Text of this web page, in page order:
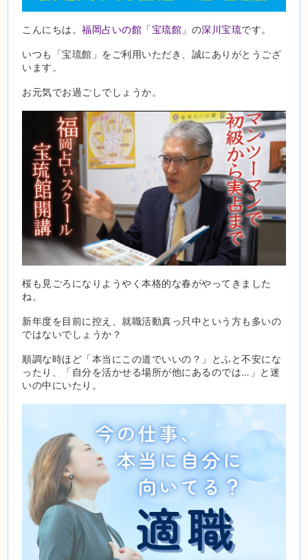
こんにちは。福岡占いの館「宝琉館」 の深川宝琉です。
いつも「宝琉館」をご利用いただき、誠にありがとうござ
います。
お元気でお過ごしでしょうか。
桜も見ごろになりようやく本格的な春がやってきました
ね。
新年度を目前に控え、就職活動真っ只中という方も多いの
ではないでしょうか？
順調な時ほど「本当にこの道でいいの？」とふと不安にな
ったり、「自分を活かせる場所が他にあるのでは…」と迷
いの中にいたり。